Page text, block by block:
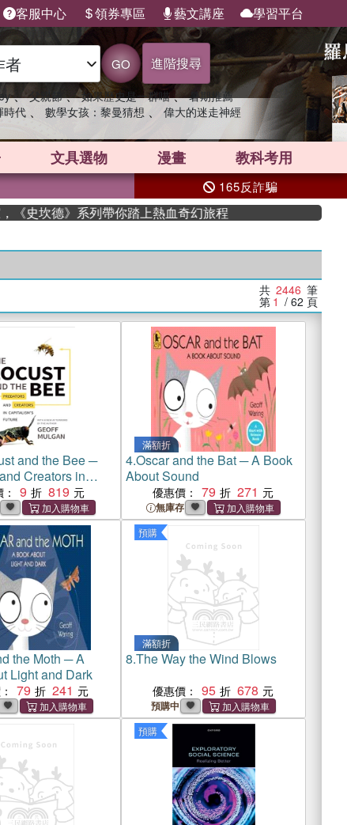
客服中心 領券專區 藝文講座 學習平台
GO 進階搜尋
、 父親節 、 如果歷史是一群喵 、 暑期推薦
時代 、 數學女孩：黎曼猜想 、 偉大的迷走神經
文具選物 漫畫 教科考用
165反詐騙
》系列帶你踏上熱血奇幻旅程
共 2446 筆
第 1 / 62 頁
and the Bee ─
Creators in
Future
9 819
滿額折
4.Oscar and the Bat ─ A Book
About Sound
優惠價： 79 271
無庫存
the Moth ─ A
Light and Dark
79 241
預購
滿額折
8.The Way the Wind Blows
優惠價： 95 678
預購中
預購